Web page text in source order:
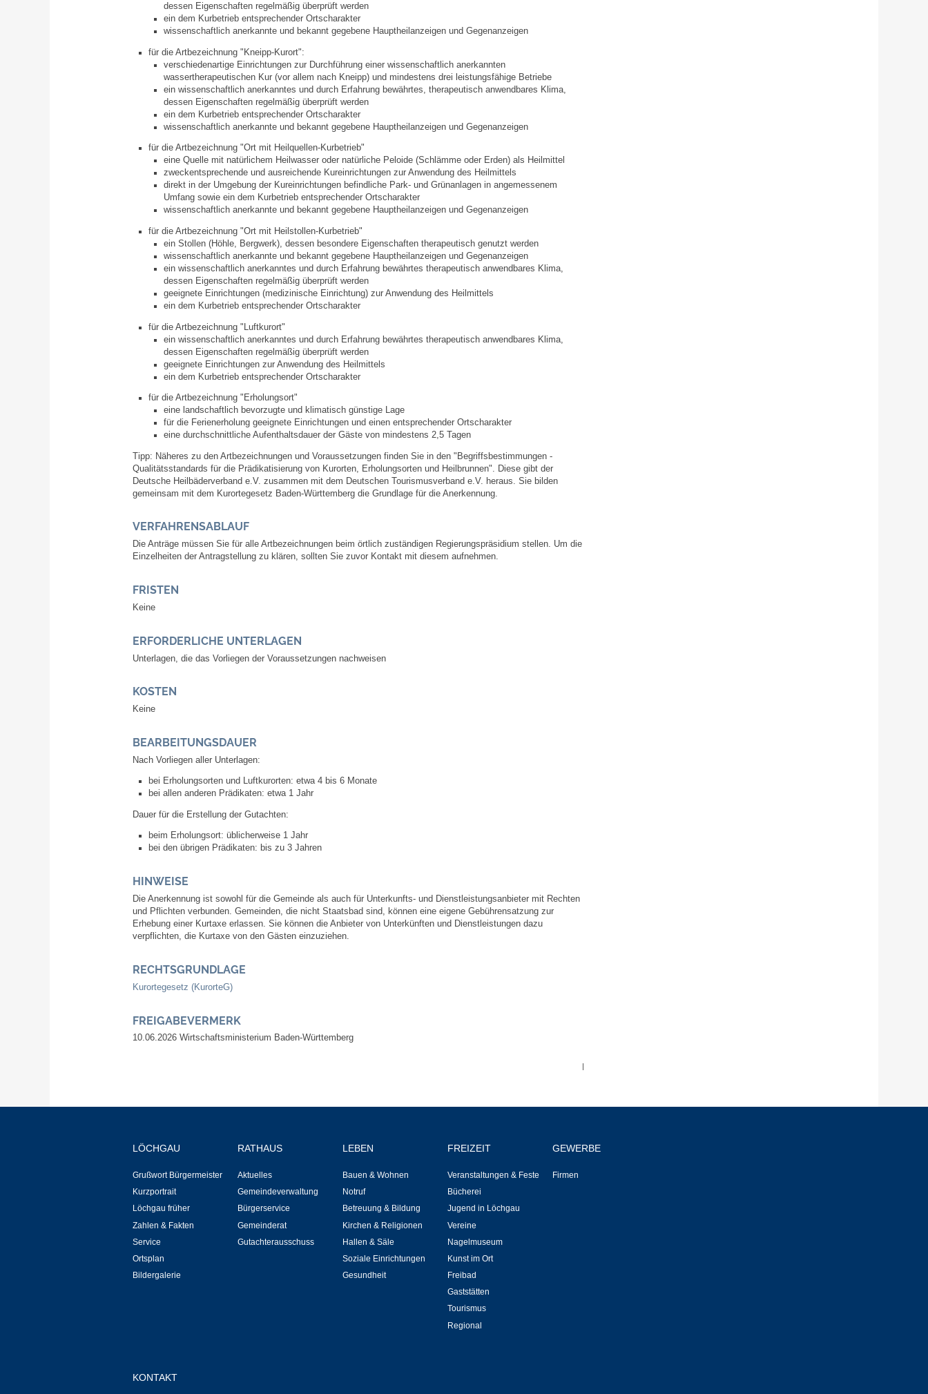
Sitzungsberichte
Ratsinfo
Gutachterausschuss
Leben
Bauen & Wohnen
NETZMonitor
Bezirksschornsteinfeger
Bebauungspläne
Förderprogramm Balkonkraftwerk
Notruf
Schulen
Kirchen & Religionen
Schulturnhalle
Hasenropferfest
Bücherei
Veranstaltungen
Skating-/Streetballanlage
dessen Eigenschaften regelmäßig überprüft werden
ein dem Kurbetrieb entsprechender Ortscharakter
wissenschaftlich anerkannte und bekannt gegebene Hauptheilanzeigen und Gegenanzeigen
für die Artbezeichnung "Kneipp-Kurort":
verschiedenartige Einrichtungen zur Durchführung einer wissenschaftlich anerkannten
wassertherapeutischen Kur (vor allem nach Kneipp) und mindestens drei leistungsfähige Betriebe
ein wissenschaftlich anerkanntes und durch Erfahrung bewährtes, therapeutisch anwendbares Klima,
dessen Eigenschaften regelmäßig überprüft werden
ein dem Kurbetrieb entsprechender Ortscharakter
wissenschaftlich anerkannte und bekannt gegebene Hauptheilanzeigen und Gegenanzeigen
für die Artbezeichnung "Ort mit Heilquellen-Kurbetrieb"
eine Quelle mit natürlichem Heilwasser oder natürliche Peloide (Schlämme oder Erden) als Heilmittel
zweckentsprechende und ausreichende Kureinrichtungen zur Anwendung des Heilmittels
direkt in der Umgebung der Kureinrichtungen befindliche Park- undGrünanlagen in angemessenem
Umfang sowie ein dem Kurbetrieb entsprechender Ortscharakter
wissenschaftlich anerkannte und bekannt gegebene Hauptheilanzeigen und Gegenanzeigen
für die Artbezeichnung "Ort mit Heilstollen-Kurbetrieb"
ein Stollen (Höhle, Bergwerk), dessen besondere Eigenschaften therapeutisch genutzt werden
wissenschaftlich anerkannte und bekannt gegebene Hauptheilanzeigen und Gegenanzeigen
ein wissenschaftlich anerkanntes und durch Erfahrung bewährtes therapeutisch anwendbares Klima,
dessen Eigenschaften regelmäßig überprüft werden
geeignete Einrichtungen (medizinische Einrichtung) zur Anwendung des Heilmittels
ein dem Kurbetrieb entsprechender Ortscharakter
für die Artbezeichnung "Luftkurort"
ein wissenschaftlich anerkanntes und durch Erfahrung bewährtes therapeutisch anwendbares Klima,
dessen Eigenschaften regelmäßig überprüft werden
geeignete Einrichtungen zur Anwendung des Heilmittels
ein dem Kurbetrieb entsprechender Ortscharakter
für die Artbezeichnung "Erholungsort"
eine landschaftlich bevorzugte und klimatisch günstige Lage
für die Ferienerholung geeignete Einrichtungen und einen entsprechender Ortscharakter
eine durchschnittliche Aufenthaltsdauer der Gäste von mindestens 2,5 Tagen
Tipp: Näheres zu den Artbezeichnungen und Voraussetzungen finden Sie in den " Begriffsbestimmungen -
Qualitätsstandards für die Prädikatisierung von Kurorten, Erholungsorten und Heilbrunnen". Diese gibt der
Deutsche Heilbäderverband e.V. zusammen mit dem Deutschen Tourismusverband e.V. heraus. Sie bilden
gemeinsam mit dem Kurortegesetz Baden-Württemberg die Grundlage für die Anerkennung.
VERFAHRENSABLAUF
Die Anträge müssen Sie für alle Artbezeichnungen beim örtlich zuständigen Regierungspräsidium stellen. Um die
Einzelheiten der Antragstellung zu klären, sollten Sie zuvor Kontakt mit diesem aufnehmen.
FRISTEN
Keine
ERFORDERLICHE UNTERLAGEN
Unterlagen, die das Vorliegen der Voraussetzungen nachweisen
KOSTEN
Keine
BEARBEITUNGSDAUER
Nach Vorliegen aller Unterlagen:
bei Erholungsorten und Luftkurorten: etwa 4 bis 6 Monate
bei allen anderen Prädikaten: etwa 1 Jahr
Dauer für die Erstellung der Gutachten:
beim Erholungsort: üblicherweise 1 Jahr
bei den übrigen Prädikaten: bis zu 3 Jahren
HINWEISE
Die Anerkennung ist sowohl für die Gemeinde als auch für Unterkunfts- und Dienstleistungsanbieter mit Rechten
und Pflichten verbunden. Gemeinden, die nicht Staatsbad sind, können eine eigene Gebührensatzung zur
Erhebung einer Kurtaxe erlassen. Sie können die Anbieter von Unterkünften und Dienstleistungen dazu
verpflichten, die Kurtaxe von den Gästen einzuziehen.
RECHTSGRUNDLAGE
Kurortegesetz (KurorteG)
FREIGABEVERMERK
10.06.2026 Wirtschaftsministerium Baden-Württemberg
|
LÖCHGAU
Grußwort Bürgermeister
Kurzportrait
Löchgau früher
Zahlen & Fakten
Service
Ortsplan
Bildergalerie
RATHAUS
Aktuelles
Gemeindeverwaltung
Bürgerservice
Gemeinderat
Gutachterausschuss
LEBEN
Bauen & Wohnen
Notruf
Betreuung & Bildung
Kirchen & Religionen
Hallen & Säle
Soziale Einrichtungen
Gesundheit
FREIZEIT
Veranstaltungen & Feste
Bücherei
Jugend in Löchgau
Vereine
Nagelmuseum
Kunst im Ort
Freibad
Gaststätten
Tourismus
Regional
GEWERBE
Firmen
KONTAKT